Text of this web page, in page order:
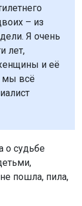
– из
Я очень
лет,
и её
мы всё
о судьбе
пошла, пила,